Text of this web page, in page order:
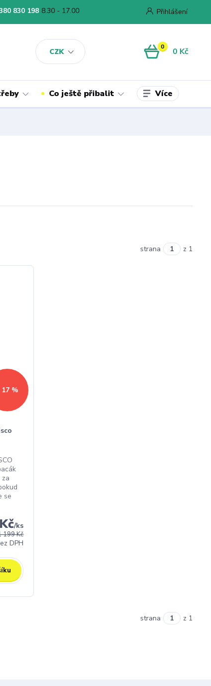
CZK
Přihlášení
830 198 8.30 - 17.00
0 0 Kč
Co ještě přibalit Více
strana z 1
%
se
199 Kč
/ks
DPH
strana z 1